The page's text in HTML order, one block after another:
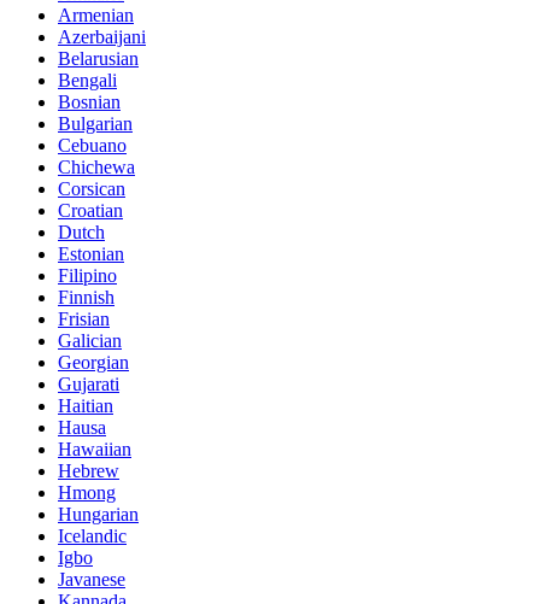
Armenian
Azerbaijani
Belarusian
Bengali
Bosnian
Bulgarian
Cebuano
Chichewa
Corsican
Croatian
Dutch
Estonian
Filipino
Finnish
Frisian
Galician
Georgian
Gujarati
Haitian
Hausa
Hawaiian
Hebrew
Hmong
Hungarian
Icelandic
Igbo
Javanese